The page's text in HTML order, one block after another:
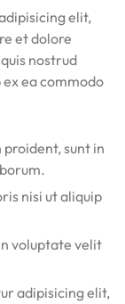
elit,
et dolore
nostrud
ea commodo
sunt in
nisi ut aliquip
voluptate velit
adipisicing elit,